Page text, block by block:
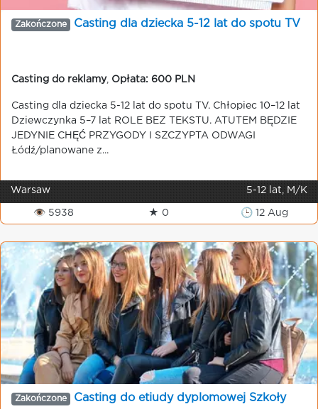
Zakończone Casting dla dziecka 5-12 lat do spotu TV
Casting do reklamy, Opłata: 600 PLN
Casting dla dziecka 5-12 lat do spotu TV. Chłopiec 10–12 lat
Dziewczynka 5–7 lat ROLE BEZ TEKSTU. ATUTEM BĘDZIE
JEDYNIE CHĘĆ PRZYGODY I SZCZYPTA ODWAGI
Łódź/planowane z...
Warsaw 5-12 lat, M/K
👁 5938 ★ 0 🕒 12 Aug
Zakończone
Casting do etiudy dyplomowej Szkoły